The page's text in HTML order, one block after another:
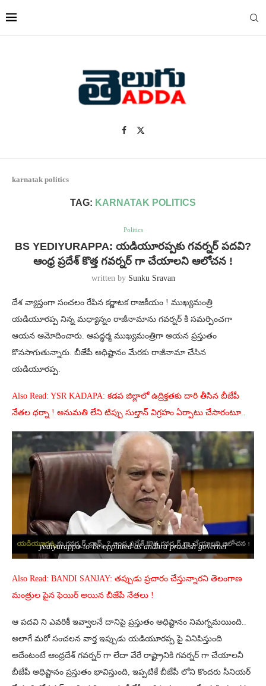
karnatak politics
TAG: KARNATAK POLITICS
Politics
BS YEDIYURAPPA: యడియూరప్పకు గవర్నర్ పదవి?
ఆంధ్ర ప్రదేశ్ కొత్త గవర్నర్ గా చేయాలని ఆలోచన !
written by Sunku Sravan
దేశ వ్యాప్తంగా సంచలం రేపిన కర్ణాటక రాజకీయం ! ముఖ్యమంత్రి
యడియూరప్ప నిన్న మధ్యాన్నం రాజీనామాను గవర్నర్ కి సమర్పించగా
ఆయన ఆమోదించారు. ఆపద్ధర్మ ముఖ్యమంత్రిగా అయన ప్రస్తుతం
కొనసాగుతున్నారు. బీజేపీ అధిష్టానం మేరకు రాజీనామా చేసిన
యడియూరప్ప.
Also Read: YSR KADAPA: కడప జిల్లాలో ఉద్రిక్తతకు దారి తీసిన బీజేపీ
నేతల ధర్నా ! అనుమతి లేని టిప్పు సుల్తాన్ విగ్రహం ఏర్పాటు చేసారంటూ..
yediyurappa-to-be oppinted as andhra pradesh governer
Also Read: BANDI SANJAY: తప్పుడు ప్రచారం చేస్తున్నారని తెలంగాణ
మంత్రుల పైన ఫెయిర్ అయిన బీజేపీ నేతలు !
ఆ పదవి ని ఎవరికీ ఇవ్వాలనే దానిపై ప్రస్తుతం అధిష్టానం నిమగ్నమయింది..
అలాగే మరో సంచలన వార్త ఇప్పుడు యడియూరప్ప పై వినిపిస్తుంది
అదేంటంటే ఆంధ్రదేశ్ గవర్నర్ గా లేదా వేరే రాష్ట్రానికి గవర్నర్ గా చేయాలనీ
బీజేపీ అధిష్టానం ప్రస్తుతం భావిస్తుంది, ఇప్పటికే బీజేపీ లోని కొందరు సీనియర్